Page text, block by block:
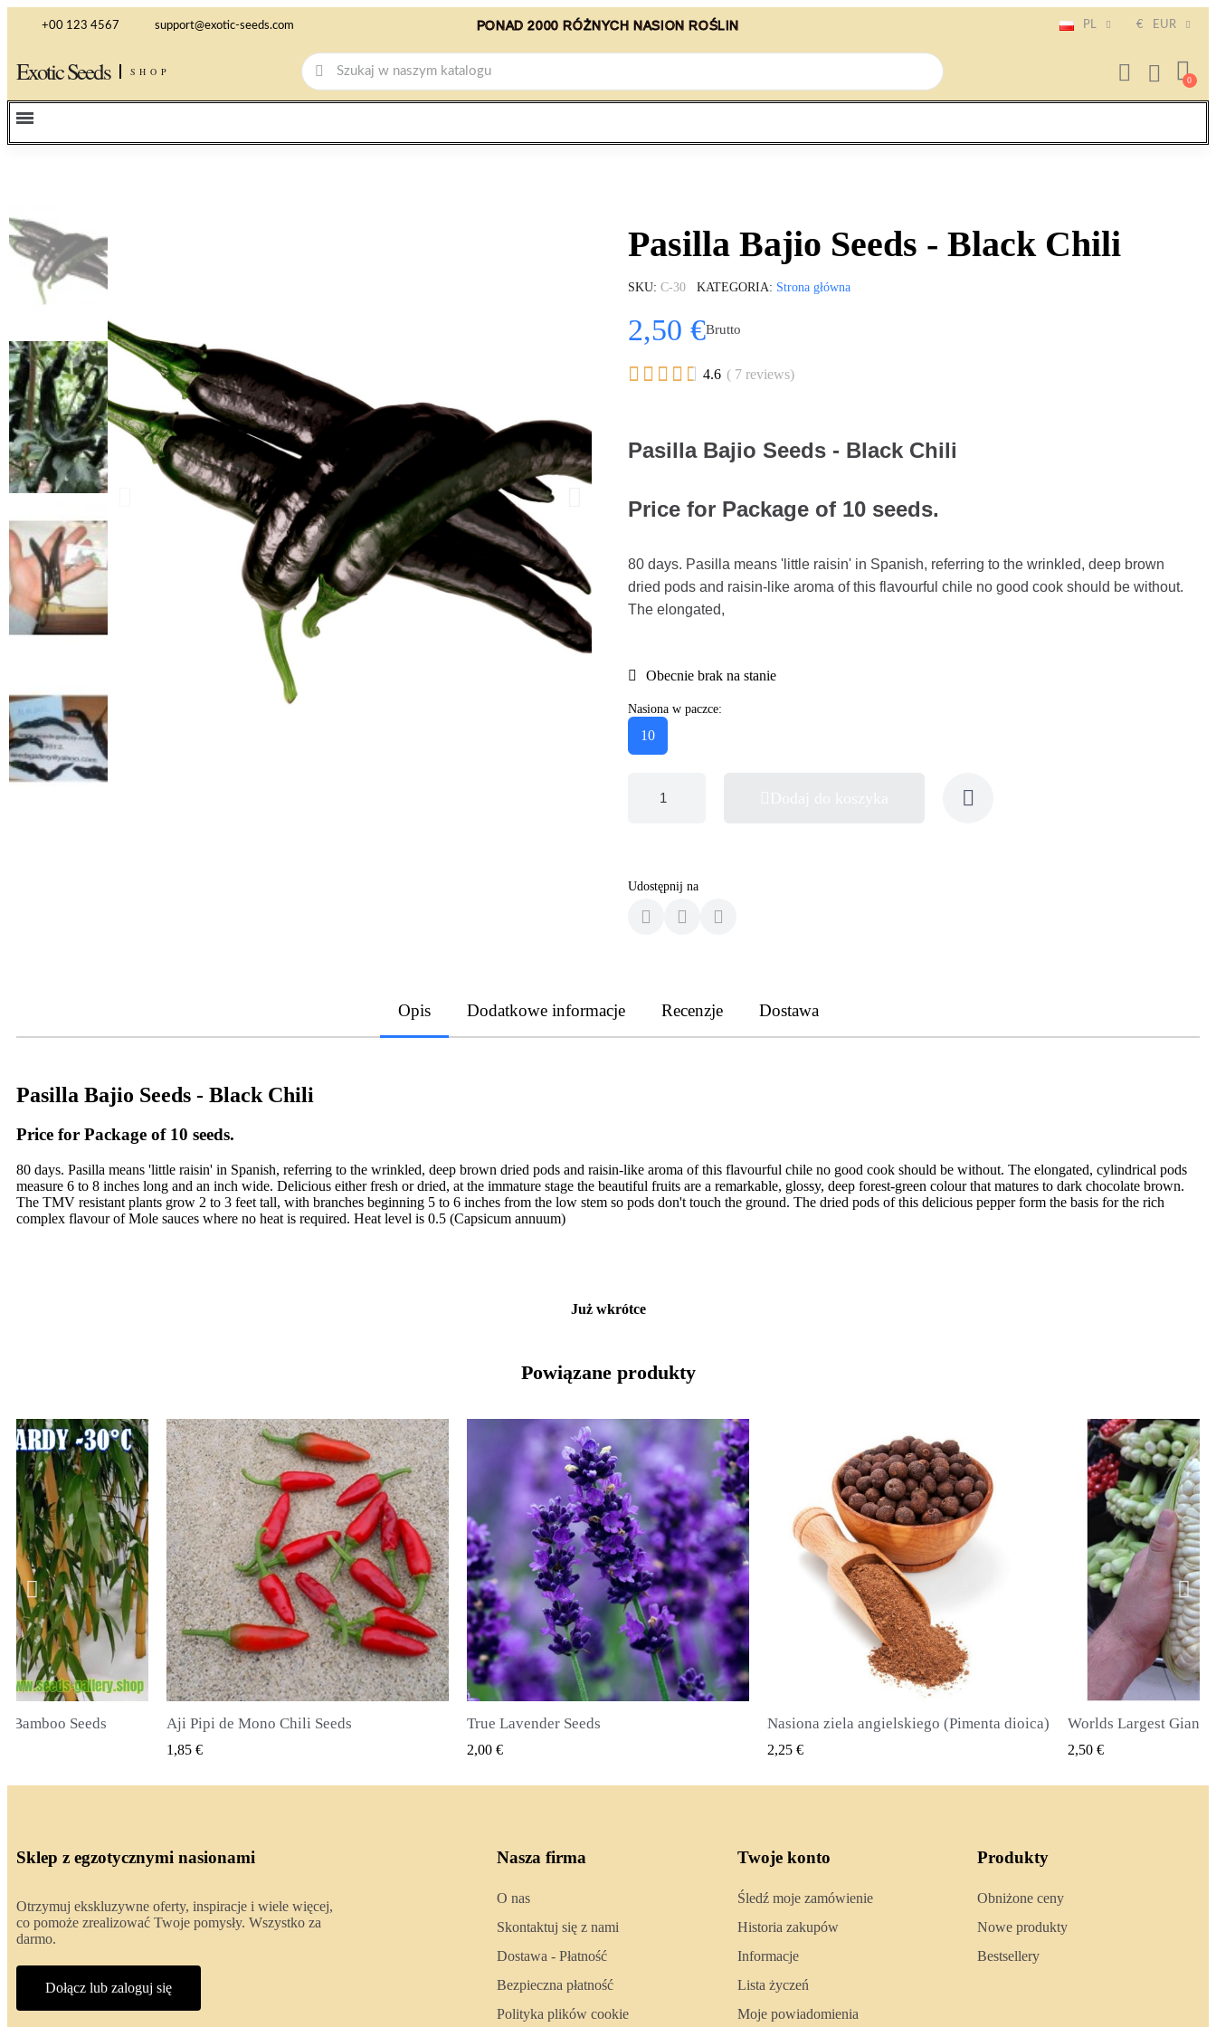
+00 123 4567 support@exotic-seeds.com PONAD 2000 RÓŻNYCH NASION ROŚLIN PL € EUR
Exotic Seeds SHOP
Pasilla Bajio Seeds - Black Chili
SKU C-30 KATEGORIA Strona główna
2,50 €Brutto
     4.6 ( 7 reviews)
Pasilla Bajio Seeds - Black Chili
Price for Package of 10 seeds.
80 days. Pasilla means 'little raisin' in Spanish, referring to the wrinkled, deep brown
dried pods and raisin-like aroma of this flavourful chile no good cook should be without.
The elongated,
Obecnie brak na stanie
Nasiona w paczce:
10
Udostępnij na
Opis Dodatkowe informacje Recenzje Dostawa
Pasilla Bajio Seeds - Black Chili
Price for Package of 10 seeds.
80 days. Pasilla means 'little raisin' in Spanish, referring to the wrinkled, deep brown dried pods and raisin-like aroma of this flavourful chile no good cook should be without. The elongated, cylindrical pods
measure 6 to 8 inches long and an inch wide. Delicious either fresh or dried, at the immature stage the beautiful fruits are a remarkable, glossy, deep forest-green colour that matures to dark chocolate brown.
The TMV resistant plants grow 2 to 3 feet tall, with branches beginning 5 to 6 inches from the low stem so pods don't touch the ground. The dried pods of this delicious pepper form the basis for the rich
complex flavour of Mole sauces where no heat is required. Heat level is 0.5 (Capsicum annuum)
Już wkrótce
Powiązane produkty
PODGLĄD
Chili Seeds SZYBKI PODGLĄD
True Lavender Seeds
2,00 €
SZYBKI PODGLĄD
Nasiona ziela angielskiego (Pimenta dioica)
2,25 €
SZYBKI PODGLĄD Worlds Largest Giant Corn Seeds Cuzco - Cusco
2,50 € 2,40 €
Sklep z egzotycznymi nasionami
Otrzymuj ekskluzywne oferty, inspiracje i wiele więcej,
co pomoże zrealizować Twoje pomysły. Wszystko za
darmo.
Dołącz lub zaloguj się
Nasza firma
O nas
Skontaktuj się z nami
Dostawa - Płatność
Bezpieczna płatność
Polityka plików cookie
Twoje konto
Śledź moje zamówienie
Historia zakupów
Informacje
Lista życzeń
Moje powiadomienia
Produkty
Obniżone ceny
Nowe produkty
Bestsellery